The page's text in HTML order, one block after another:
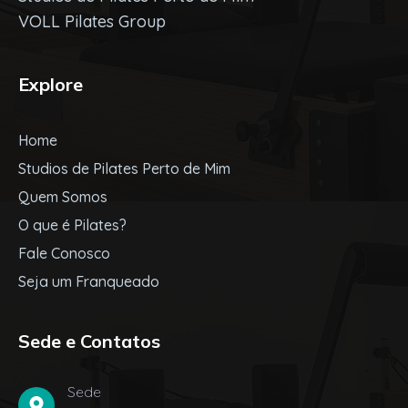
VOLL Pilates Group
Explore
Home
Studios de Pilates Perto de Mim
Quem Somos
O que é Pilates?
Fale Conosco
Seja um Franqueado
Sede e Contatos
Sede